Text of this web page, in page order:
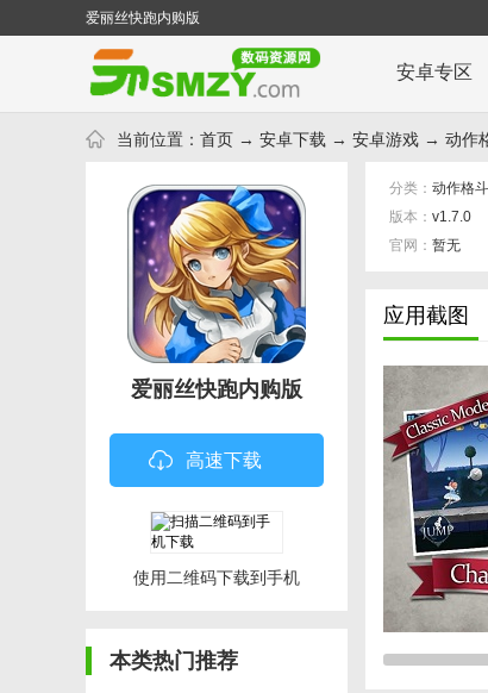
爱丽丝快跑内购版
安卓专区
当前位置： 首页 → 安卓下载 → 安卓游戏 → 动作
爱丽丝快跑内购版
高速下载
使用二维码下载到手机
本类热门推荐
分类： 动作格斗
版本： v1.7.0
官网： 暂无
应用截图